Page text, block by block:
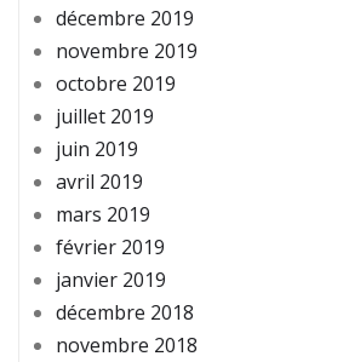
décembre 2019
novembre 2019
octobre 2019
juillet 2019
juin 2019
avril 2019
mars 2019
février 2019
janvier 2019
décembre 2018
novembre 2018